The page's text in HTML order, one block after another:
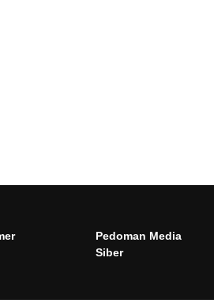
Pedoman Media
Siber